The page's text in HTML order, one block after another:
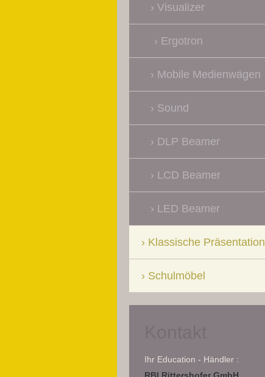
Visualizer
Ergotron
Mobile Medienwägen
Sound
DLP Beamer
LCD Beamer
LED Beamer
Klassische Präsentation
Schulmöbel
Ihr Education - Händler :
RBI Rittershofer GmbH